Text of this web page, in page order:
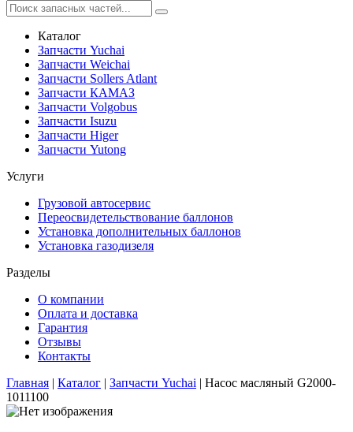
Каталог
Запчасти Yuchai
Запчасти Weichai
Запчасти Sollers Atlant
Запчасти КАМАЗ
Запчасти Volgobus
Запчасти Isuzu
Запчасти Higer
Запчасти Yutong
Услуги
Грузовой автосервис
Переосвидетельствование баллонов
Установка дополнительных баллонов
Установка газодизеля
Разделы
О компании
Оплата и доставка
Гарантия
Отзывы
Контакты
Главная | Каталог | Запчасти Yuchai | Насос масляный G2000-
1011100